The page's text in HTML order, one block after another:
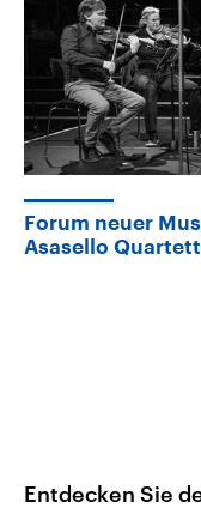
Forum neuer
Asasello Quartett
Entdecken Sie